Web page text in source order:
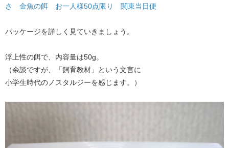
さ 金魚の餌 お一人様50点限り 関東当日便
パッケージを詳しく見ていきましょう。
浮上性の餌で、内容量は50g。
（余談ですが、「飼育教材」という文言に
小学生時代のノスタルジーを感じます。）